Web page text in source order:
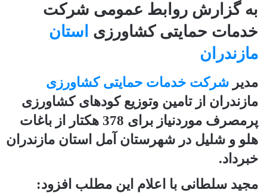
به گزارش روابط عمومی شرکت
خدمات حمایتی کشاورزی استان
مازندران
مدیر شرکت خدمات حمایتی کشاورزی
مازندران از تامین وتوزیع کودهای کشاورزی
پرمصرف موردنیاز برای 378 هکتار از باغات
هلو و شلیل در شهرستان آمل استان مازندران
خبرداد.
مجید سلطانی با اعلام این مطلب افزود: